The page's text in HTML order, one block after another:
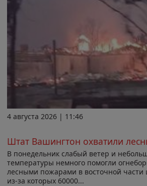
4 августа 2026 | 11:46
Штат Вашингтон охватили
В понедельник слабый ветер и
температуры немного помогли
лесными пожарами в восточной части
из-за которых 60000...